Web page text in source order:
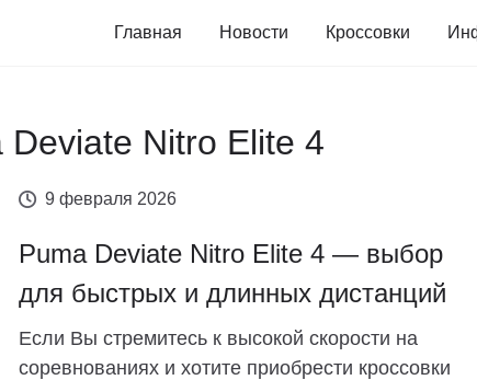
Главная Новости Кроссовки
Deviate Nitro Elite 4
9 февраля 2026
Puma Deviate Nitro Elite 4 — выбор
для быстрых и длинных дистанций
Если Вы стремитесь к высокой скорости на
соревнованиях и хотите приобрести кроссовки